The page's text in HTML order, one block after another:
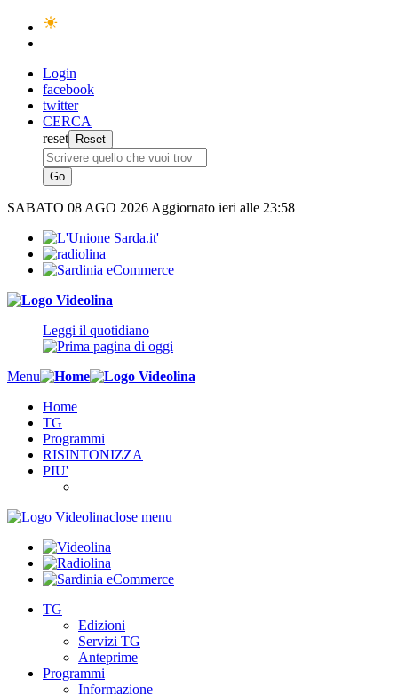
Login
facebook
twitter
CERCA
reset
SABATO 08 AGO 2026 Aggiornato ieri alle 23:58
Leggi il quotidiano
Menu
Home
TG
Programmi
RISINTONIZZA
PIU'
close menu
TG
Edizioni
Servizi TG
Anteprime
Programmi
Informazione